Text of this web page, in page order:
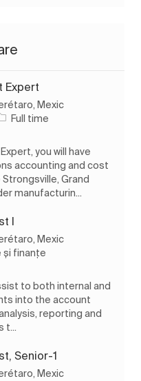
Expert
Mexic
Tipul postului
Full time
you will have
accounting and cost
Grand
manufacturin...
I
Mexic
și finanțe
to both internal and
into the account
reporting and
t...
Senior-1
Mexic